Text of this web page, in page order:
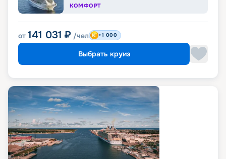
КОМФОРТ
от 141 031 ₽ /чел +1 000
Выбрать круиз